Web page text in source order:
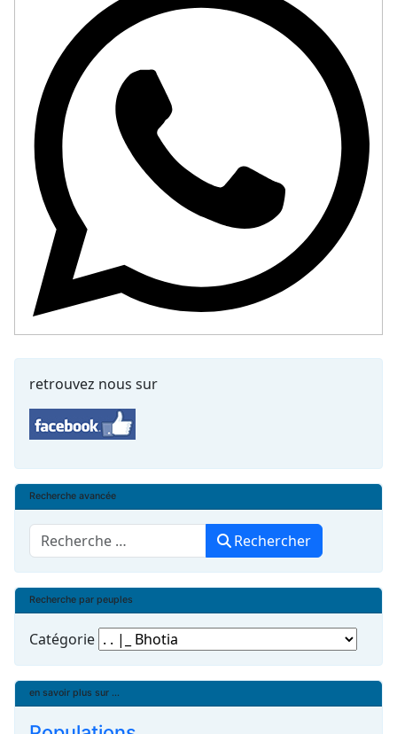
retrouvez nous sur
Recherche avancée
Rechercher Rechercher
Recherche par peuples
Catégorie
en savoir plus sur ...